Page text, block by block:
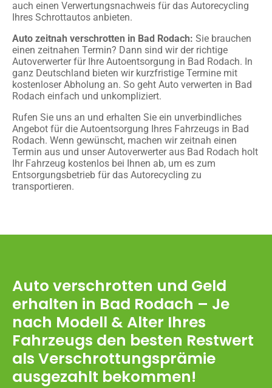
auch einen Verwertungsnachweis für das Autorecycling
Ihres Schrottautos anbieten.
Auto zeitnah verschrotten in Bad Rodach: Sie brauchen
einen zeitnahen Termin? Dann sind wir der richtige
Autoverwerter für Ihre Autoentsorgung in Bad Rodach. In
ganz Deutschland bieten wir kurzfristige Termine mit
kostenloser Abholung an. So geht Auto verwerten in Bad
Rodach einfach und unkompliziert.
Rufen Sie uns an und erhalten Sie ein unverbindliches
Angebot für die Autoentsorgung Ihres Fahrzeugs in Bad
Rodach. Wenn gewünscht, machen wir zeitnah einen
Termin aus und unser Autoverwerter aus Bad Rodach holt
Ihr Fahrzeug kostenlos bei Ihnen ab, um es zum
Entsorgungsbetrieb für das Autorecycling zu
transportieren.
Auto verschrotten und Geld
erhalten in Bad Rodach – Je
nach Modell & Alter Ihres
Fahrzeugs den besten Restwert
als Verschrottungsprämie
ausgezahlt bekommen!